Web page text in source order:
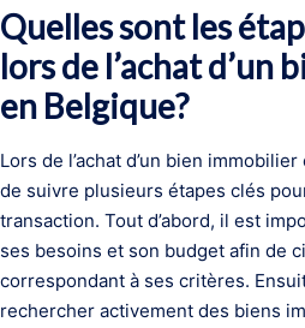
Quelles sont les
lors de l’achat d’un
en Belgique?
Lors de l’achat d’un bien
de suivre plusieurs étapes clés
transaction. Tout d’abord, il est
ses besoins et son budget afin de
correspondant à ses critères.
rechercher activement des biens